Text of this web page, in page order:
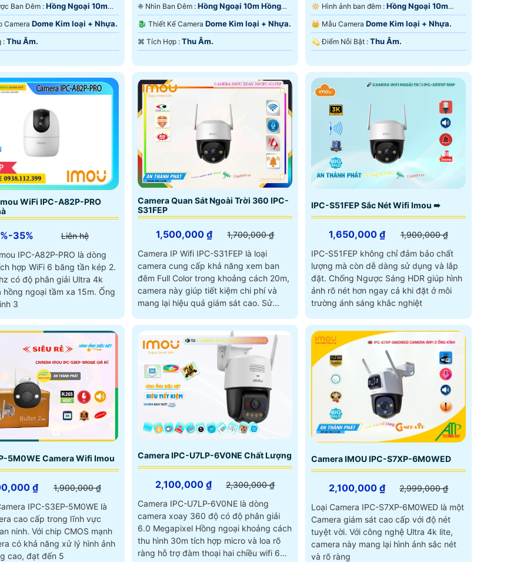
💥 Xem Được Ban Đêm : Hồng Ngoại 10m
SMD.
Camera Dome Kim loại + Nhựa.
️ƒ Khả Năng : Thu Âm.
❈ Nhìn Ban Đêm : Hồng Ngoại 10m Hồng
Ngoại SMD.
🐉️ Thiết Kế Camera Dome Kim loại + Nhựa.
️⌘ Tích Hợp : Thu Âm.
🔅 Hình ảnh ban đêm : Hồng Ngoại 10m
Hồng Ngoại SMD.
👑 Mẫu Camera Dome Kim loại + Nhựa.
️💫 Điểm Nỗi Bật : Thu Âm.
WiFi IPC-A82P-PRO
35%
Liên hệ
IPC-A82P-PRO là dòng
hợp WiFi 6 băng tần kép 2.
có độ phân giải Ultra 4k
hồng ngoại tầm xa 15m. Ống
3
Camera Quan Sát Ngoài Trời 360 IPC-
S31FEP
1,500,000 ₫
1,700,000 ₫
Camera IP Wifi IPC-S31FEP là loại
camera cung cấp khả năng xem ban
đêm Full Color trong khoảng cách 20m,
camera này giúp tiết kiệm chi phí và
mang lại hiệu quả giám sát cao. Sử...
IPC-S51FEP Sắc Nét Wifi Imou ➠
1,650,000 ₫
1,900,000 ₫
IPC-S51FEP không chỉ đảm bảo chất
lượng mà còn dễ dàng sử dụng và lắp
đặt. Chống Ngược Sáng HDR giúp hình
ảnh rõ nét hơn ngay cả khi đặt ở môi
trường ánh sáng khắc nghiệt
5M0WE Camera Wifi Imou
₫
1,900,000 ₫
IPC-S3EP-5M0WE là
cao cấp trong lĩnh vực
CMOS mạnh
có khả năng xử lý hình ảnh
cao, đạt đến 5
Camera IPC-U7LP-6V0NE Chất Lượng
2,100,000 ₫
2,300,000 ₫
Camera IPC-U7LP-6V0NE là dòng
camera xoay 360 độ có độ phân giải
6.0 Megapixel Hồng ngoại khoảng cách
thu hình 30m tích hợp micro và loa rõ
ràng hỗ trợ đàm thoại hai chiều wifi 6
Camera IMOU IPC-S7XP-6M0WED
2,100,000 ₫
2,999,000 ₫
Loại Camera IPC-S7XP-6M0WED là một
Camera giám sát cao cấp với độ nét
tuyệt vời. Với công nghệ Ultra 4k lite,
camera này mang lại hình ảnh sắc nét
và rõ ràng